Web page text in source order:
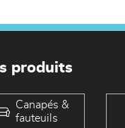
produits
Canapés &
fauteuils